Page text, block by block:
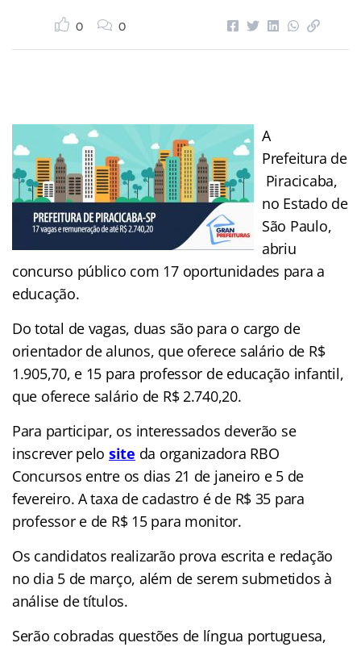
0 0
A
Prefeitura de
Piracicaba,
no Estado de
São Paulo,
abriu
concurso público com 17 oportunidades para a
educação.
Do total de vagas, duas são para o cargo de
orientador de alunos, que oferece salário de R$
1.905,70, e 15 para professor de educação infantil,
que oferece salário de R$ 2.740,20.
Para participar, os interessados deverão se
inscrever pelo site da organizadora RBO
Concursos entre os dias 21 de janeiro e 5 de
fevereiro. A taxa de cadastro é de R$ 35 para
professor e de R$ 15 para monitor.
Os candidatos realizarão prova escrita e redação
no dia 5 de março, além de serem submetidos à
análise de títulos.
Serão cobradas questões de língua portuguesa,